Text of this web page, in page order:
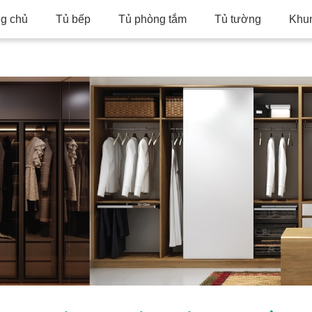
chủ Tủ bếp Tủ phòng tắm Tủ tường